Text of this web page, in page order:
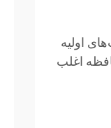
اولیه
اغلب
کوتاه